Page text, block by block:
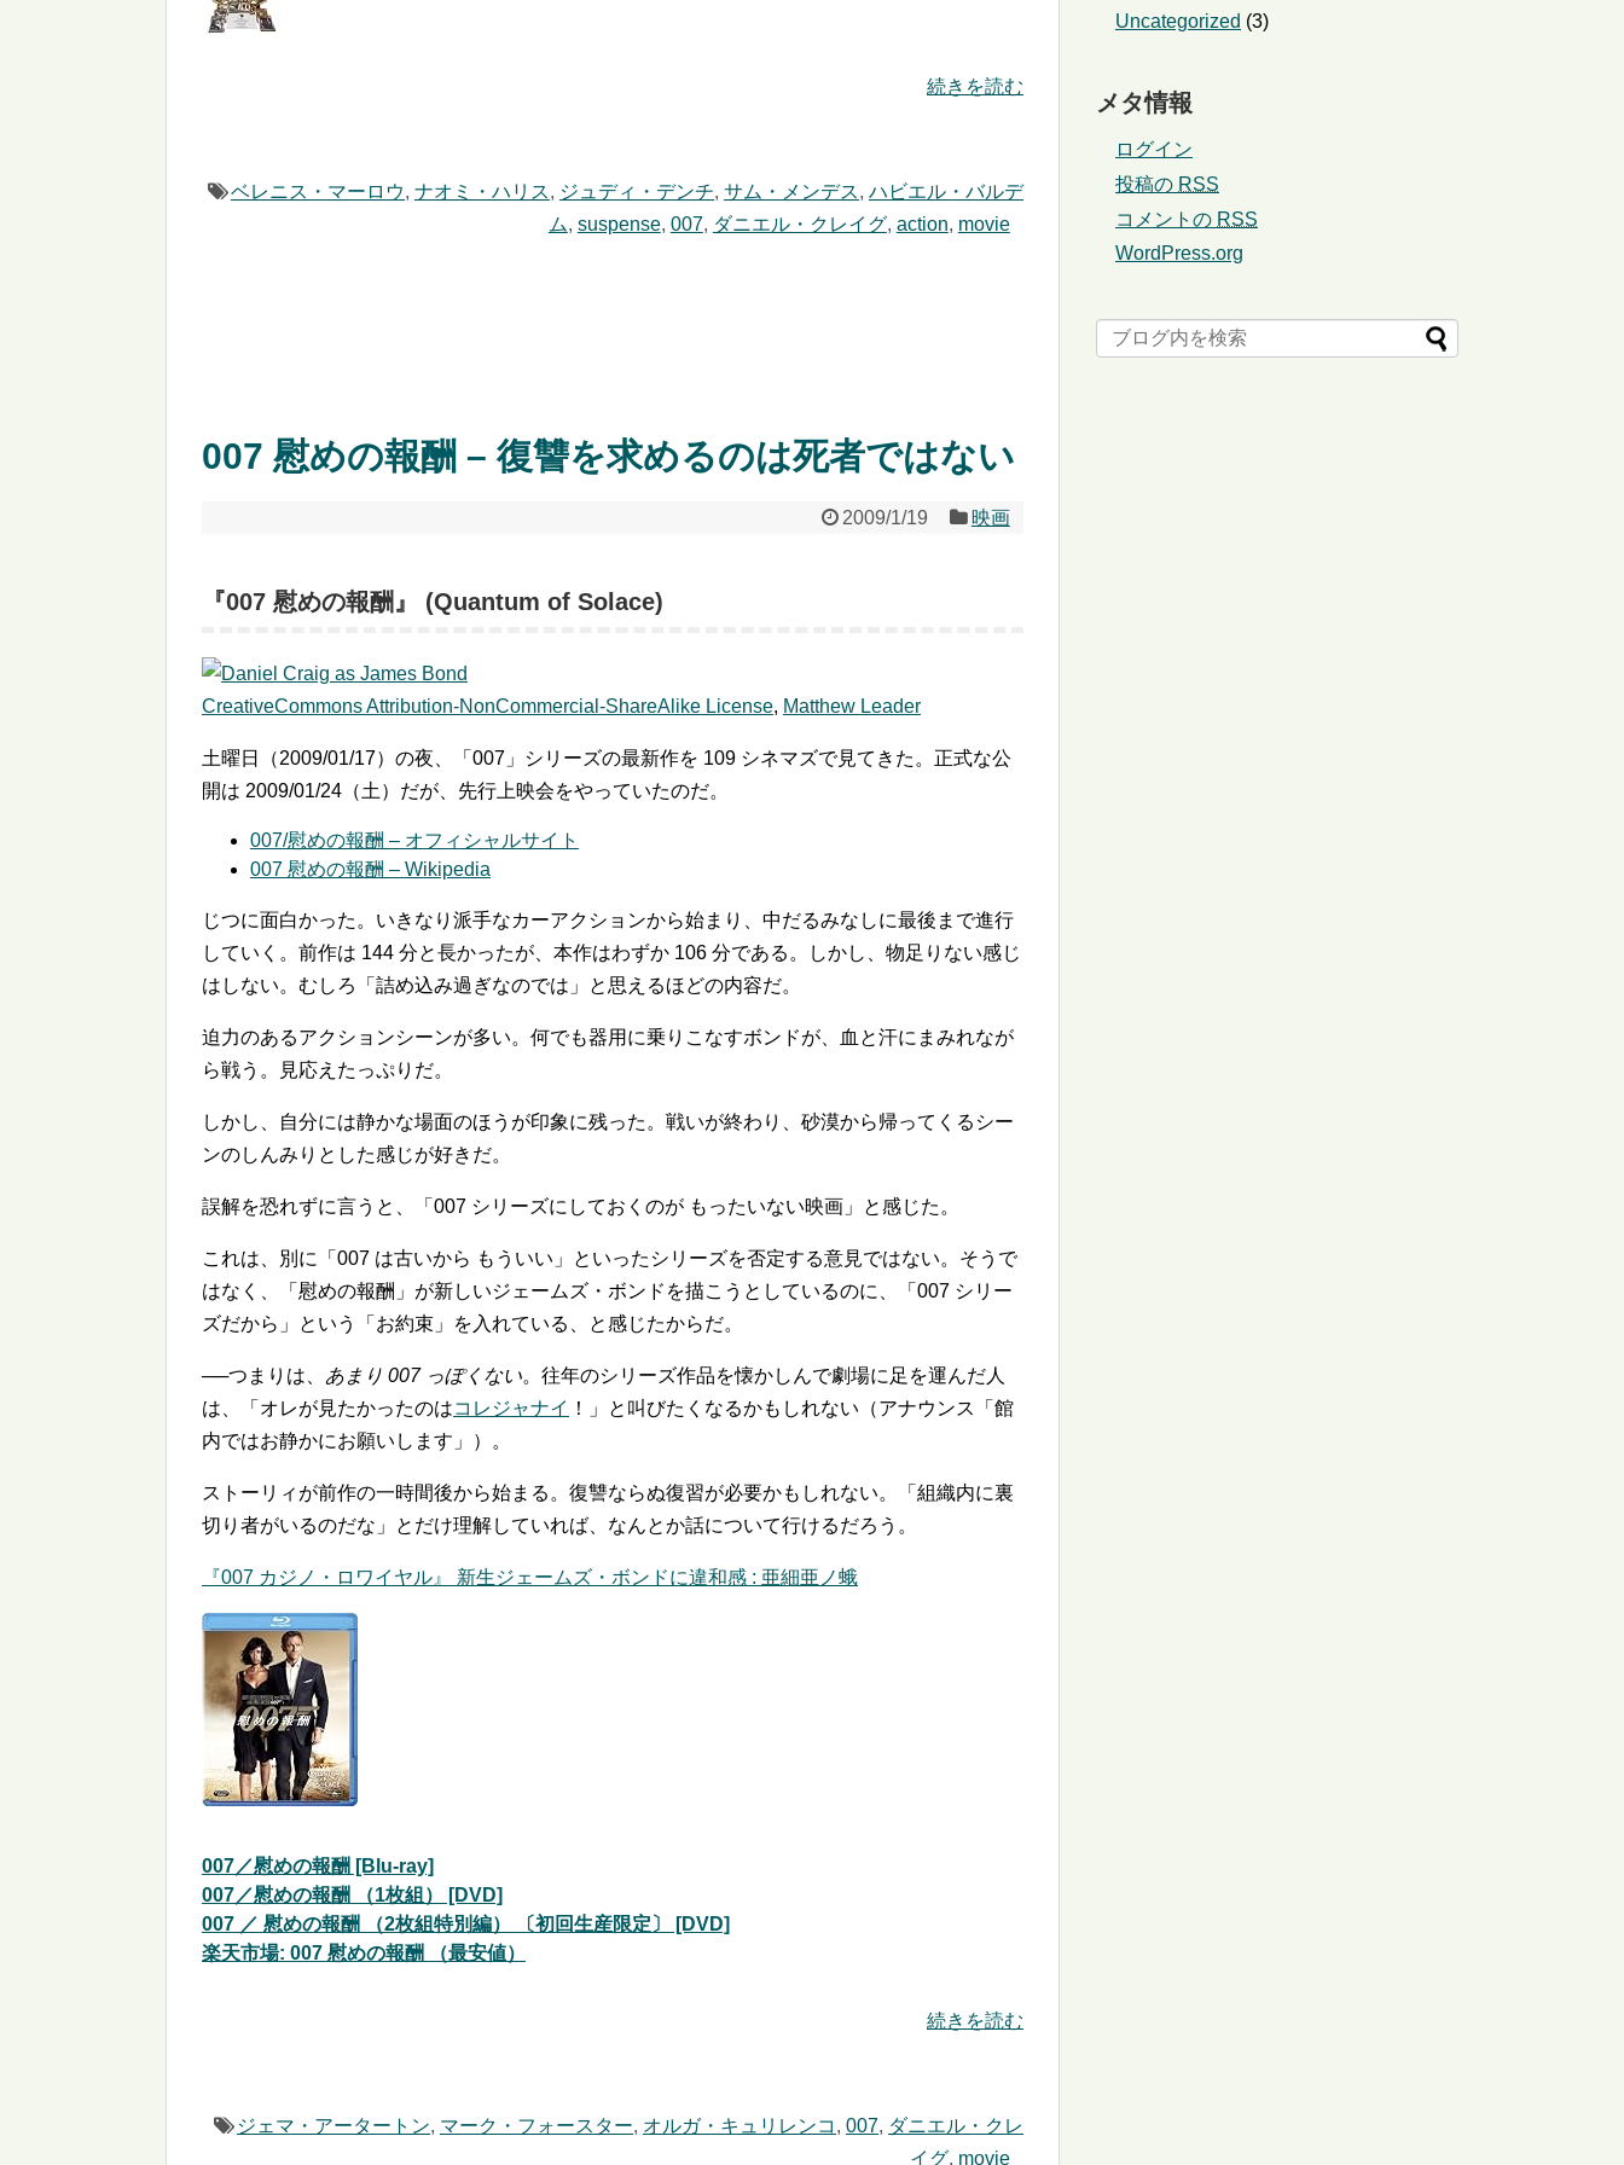
続きを読む
ベレニス・マーロウ, ナオミ・ハリス, ジュディ・デンチ, サム・メンデス, ハビエル・バルデ
ム, suspense, 007, ダニエル・クレイグ, action, movie
007 慰めの報酬 – 復讐を求めるのは死者ではない
2009/1/19 映画
『007 慰めの報酬』 (Quantum of Solace)
CreativeCommons Attribution-NonCommercial-ShareAlike License, Matthew Leader
土曜日（2009/01/17）の夜、「007」シリーズの最新作を 109 シネマズで見てきた。正式な公
開は 2009/01/24（土）だが、先行上映会をやっていたのだ。
007/慰めの報酬 – オフィシャルサイト
007 慰めの報酬 – Wikipedia
じつに面白かった。いきなり派手なカーアクションから始まり、中だるみなしに最後まで進行
していく。前作は 144 分と長かったが、本作はわずか 106 分である。しかし、物足りない感じ
はしない。むしろ「詰め込み過ぎなのでは」と思えるほどの内容だ。
迫力のあるアクションシーンが多い。何でも器用に乗りこなすボンドが、血と汗にまみれなが
ら戦う。見応えたっぷりだ。
しかし、自分には静かな場面のほうが印象に残った。戦いが終わり、砂漠から帰ってくるシー
ンのしんみりとした感じが好きだ。
誤解を恐れずに言うと、「007 シリーズにしておくのが もったいない映画」と感じた。
これは、別に「007 は古いから もういい」といったシリーズを否定する意見ではない。そうで
はなく、「慰めの報酬」が新しいジェームズ・ボンドを描こうとしているのに、「007 シリー
ズだから」という「お約束」を入れている、と感じたからだ。
──つまりは、 あまり 007 っぽくない。往年のシリーズ作品を懐かしんで劇場に足を運んだ人
は、「オレが見たかったのはコレジャナイ ！」と叫びたくなるかもしれない（アナウンス「館
内ではお静かにお願いします」）。
ストーリィが前作の一時間後から始まる。復讐ならぬ復習が必要かもしれない。「組織内に裏
切り者がいるのだな」とだけ理解していれば、なんとか話について行けるだろう。
『007 カジノ・ロワイヤル』 新生ジェームズ・ボンドに違和感 : 亜細亜ノ蛾
007／慰めの報酬 [Blu-ray]
007／慰めの報酬 （1枚組） [DVD]
007 ／ 慰めの報酬 （2枚組特別編） 〔初回生産限定〕 [DVD]
楽天市場: 007 慰めの報酬 （最安値）
続きを読む
ジェマ・アータートン, マーク・フォースター, オルガ・キュリレンコ , 007, ダニエル・クレ
イグ, movie
Uncategorized (3)
メタ情報
ログイン
投稿の RSS
コメントの RSS
WordPress.org